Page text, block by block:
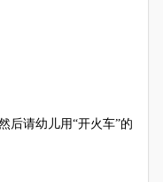
请幼儿用“开火车”的